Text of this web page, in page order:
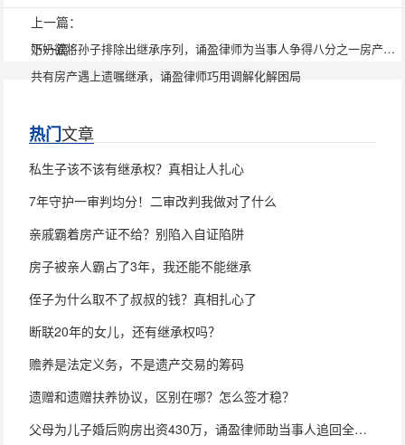
上一篇：
奶奶欲将孙子排除出继承序列，诵盈律师为当事人争得八分之一房产份额
下一篇：
共有房产遇上遗嘱继承，诵盈律师巧用调解化解困局
热门文章
私生子该不该有继承权？真相让人扎心
7年守护一审判均分！二审改判我做对了什么
亲戚霸着房产证不给？别陷入自证陷阱
房子被亲人霸占了3年，我还能不能继承
侄子为什么取不了叔叔的钱？真相扎心了
断联20年的女儿，还有继承权吗？
赡养是法定义务，不是遗产交易的筹码
遗赠和遗赠扶养协议，区别在哪？怎么签才稳？
父母为儿子婚后购房出资430万，诵盈律师助当事人追回全部款项